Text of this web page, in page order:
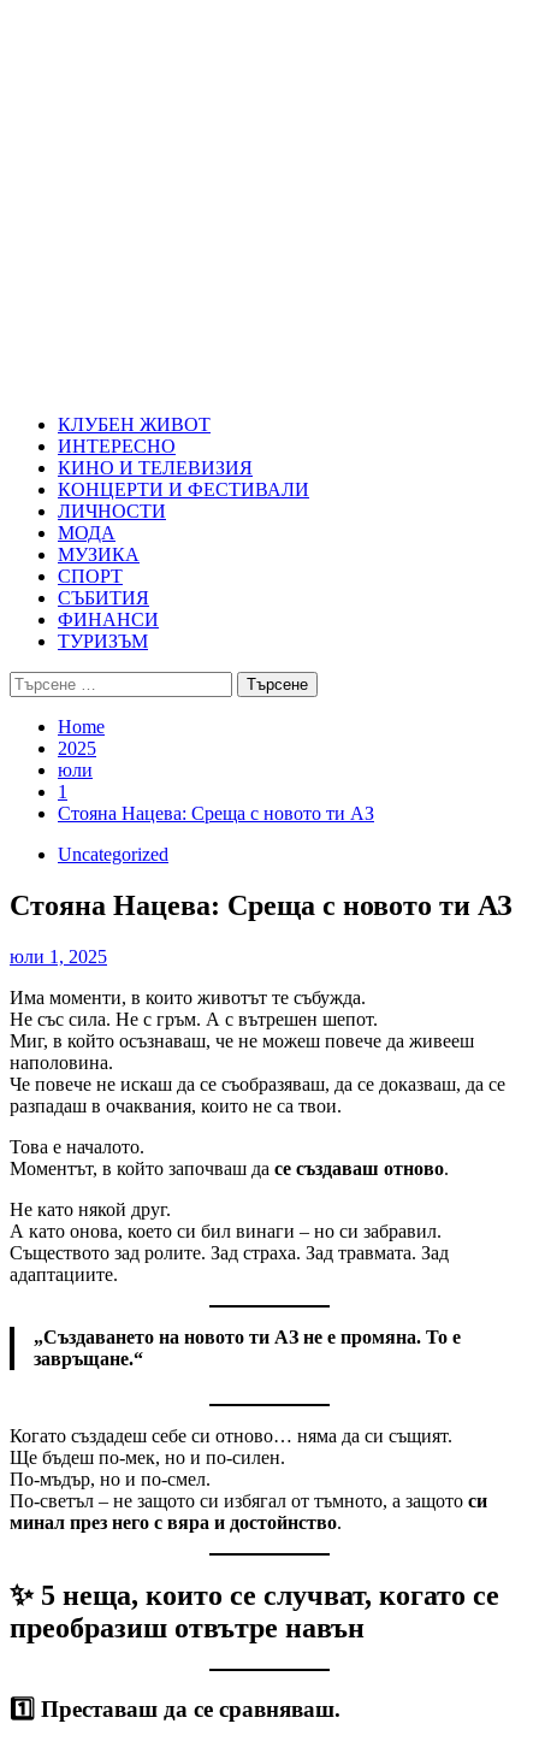
КЛУБЕН ЖИВОТ
ИНТЕРЕСНО
КИНО И ТЕЛЕВИЗИЯ
КОНЦЕРТИ И ФЕСТИВАЛИ
ЛИЧНОСТИ
МОДА
МУЗИКА
СПОРТ
СЪБИТИЯ
ФИНАНСИ
ТУРИЗЪМ
Търсене
за:
Home
2025
юли
1
Стояна Нацева: Среща с новото ти АЗ
Uncategorized
Стояна Нацева: Среща с новото ти АЗ
юли 1, 2025
Има моменти, в които животът те събужда.
Не със сила. Не с гръм. А с вътрешен шепот.
Миг, в който осъзнаваш, че не можеш повече да живееш
наполовина.
Че повече не искаш да се съобразяваш, да се доказваш, да се
разпадаш в очаквания, които не са твои.
Това е началото.
Моментът, в който започваш да се създаваш отново.
Не като някой друг.
А като онова, което си бил винаги – но си забравил.
Съществото зад ролите. Зад страха. Зад травмата. Зад
адаптациите.
„Създаването на новото ти АЗ не е промяна. То е
завръщане.“
Когато създадеш себе си отново… няма да си същият.
Ще бъдеш по-мек, но и по-силен.
По-мъдър, но и по-смел.
По-светъл – не защото си избягал от тъмното, а защото си
минал през него с вяра и достойнство.
✨ 5 неща, които се случват, когато се
преобразиш отвътре навън
1️⃣ Преставаш да се сравняваш.